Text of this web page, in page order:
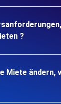
?
Miete ändern,